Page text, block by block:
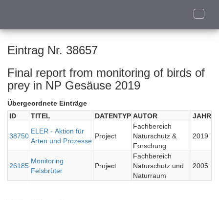
Toggle
Eintrag Nr. 38657
Final report from monitoring of birds of
prey in NP Gesäuse 2019
Übergeordnete Einträge
ID
TITEL DATENTYP AUTOR JAHR
38750
ELER - Aktion für
Arten und Prozesse
Project
Fachbereich
Naturschutz &
Forschung
2019
26185
Monitoring
Felsbrüter
Project
Fachbereich
Naturschutz und
Naturraum
2005